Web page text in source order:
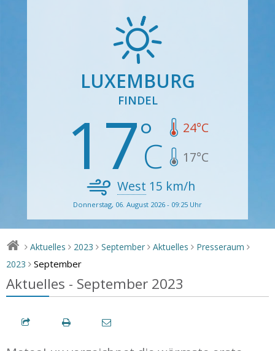
LUXEMBURG
FINDEL
17 24°C
17°C
West 15 km/h
Donnerstag, 06. August 2026 - 09:25 Uhr
> Aktuelles > 2023 > September > Aktuelles > Presseraum >
2023 > September
Aktuelles - September 2023